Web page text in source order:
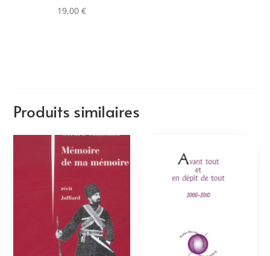
19,00€
Produits similaires